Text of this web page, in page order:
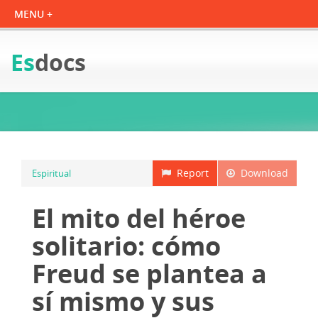
Esdocs
Download
Report
Espiritual
El mito del héroe
solitario: cómo
Freud se plantea a
sí mismo y sus